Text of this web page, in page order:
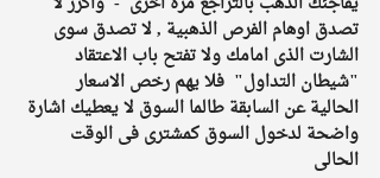
تصدق اوهام الفرص الذهبية , لا تصدق سوى
الشارت الذى امامك ولا تفتح باب الاعتقاد
"شيطان التداول"  فلا يهم رخص الاسعار
الحالية عن السابقة طالما السوق لا يعطيك اشارة
واضحة لدخول السوق كمشترى فى الوقت
الحالى